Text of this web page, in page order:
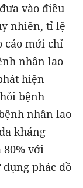
vào điều
nhiên, tỉ lệ
cáo mới chỉ
nhân lao
hiện
bệnh
nhân lao
kháng
80% với
phác đồ